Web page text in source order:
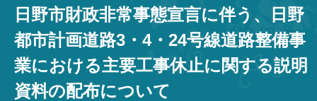
日野市財政非常事態宣言に伴う、日野
都市計画道路3・4・24号線道路整備事
業における主要工事休止に関する説明
資料の配布について